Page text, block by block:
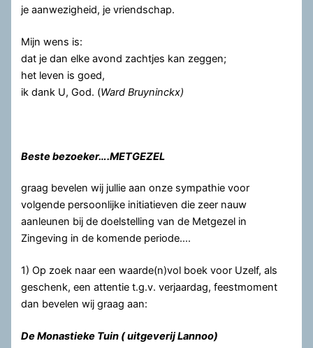
je aanwezigheid, je vriendschap.
Mijn wens is:
dat je dan elke avond zachtjes kan zeggen;
het leven is goed,
ik dank U, God. (Ward Bruyninckx)
Beste bezoeker….METGEZEL
graag bevelen wij jullie aan onze sympathie voor
volgende persoonlijke initiatieven die zeer nauw
aanleunen bij de doelstelling van de Metgezel in
Zingeving in de komende periode….
1) Op zoek naar een waarde(n)vol boek voor Uzelf, als
geschenk, een attentie t.g.v. verjaardag, feestmoment
dan bevelen wij graag aan:
De Monastieke Tuin ( uitgeverij Lannoo)